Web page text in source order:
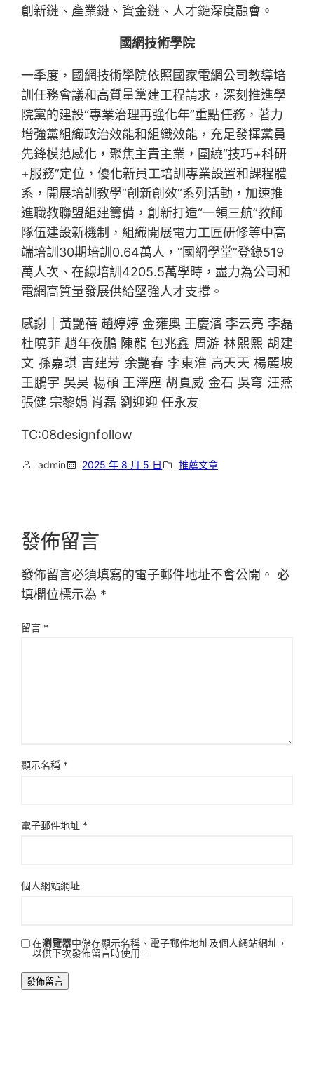
創新鏈、產業鏈、資金鏈、人才鏈深度融會。
國網技術學院
一季度，國網技術學院依照國家電網公司教導培
訓任務會議和高質量黨建工程請求，深刻推進學
院黨的建設“專業治理再強化年”重點任務，著力
增強黨組織政治效能和組織效能，充足發揮黨員
先鋒模范感化，聚焦主責主業，圍繞“技巧+科研
+服務”定位，優化新員工培訓專業設置和課程體
系，開展培訓教學“創新創效”系列活動，加速推
進職教聯盟組建籌備，創新打造“一領三航”教師
隊伍建設新機制，組織開展電力工匠研修等中高
端培訓30期培訓0.64萬人，“國網學堂”登錄519
萬人次、在線培訓4205.5萬學時，盡力為公司和
電網高質量發展供給堅強人才支撐。
感謝｜黃艷蓓 趙婷婷 金雍奧 王慶濱 李云亮 李磊
杜曉菲 趙年夜鵬 陳龍 包兆鑫 周游 林熙熙 胡建
文 孫嘉琪 吉建芳 余艷春 李東淮 高天天 楊麗坡
王鵬宇 吳昊 楊碩 王澤塵 胡夏威 金石 吳穹 汪燕
張健 宗黎娟 肖磊 劉迎迎 任永友
TC:08designfollow
admin 2025 年 8 月 5 日 推薦文章
發佈留言
發佈留言必須填寫的電子郵件地址不會公開。 必
填欄位標示為 *
留言 *
顯示名稱 *
電子郵件地址 *
個人網站網址
在瀏覽器中儲存顯示名稱、電子郵件地址及個人網站網址，
以供下次發佈留言時使用。